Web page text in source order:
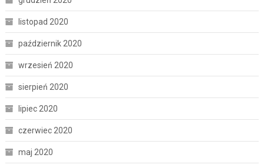
listopad 2020
październik 2020
wrzesień 2020
sierpień 2020
lipiec 2020
czerwiec 2020
maj 2020